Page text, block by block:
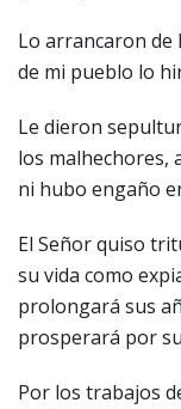
Lo arrancaron de
de mi pueblo lo
Le dieron
los malhechores,
ni hubo engaño
El Señor quiso
su vida como
prolongará sus
prosperará por
Por los trabajos